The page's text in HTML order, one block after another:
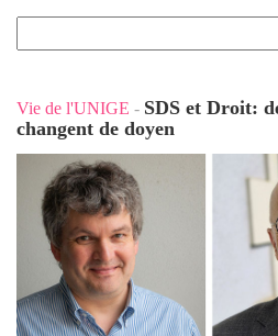
Vie de l'UNIGE - SDS et Droit:
changent de doyen